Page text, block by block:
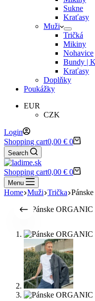
Sukne
Kraťasy
Muži
Tričká
Mikiny
Nohavice
Bundy |
Kraťasy
Doplňky
Poukážky
EUR
CZK
Login
Shopping cart0,00 € 0
Search
Shopping cart0,00 € 0
Menu
Home Muži Trička